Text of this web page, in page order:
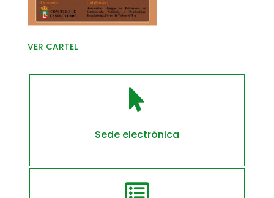
VER CARTEL

Sede electrónica
